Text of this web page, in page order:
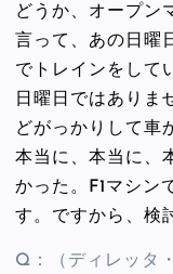
どうか、オープン
言って、あの日曜
でトレインをして
日曜日ではありま
どがっかりして車
本当に、本当に、
かった。F1マシン
す。ですから、検
Q：（ディレッタ